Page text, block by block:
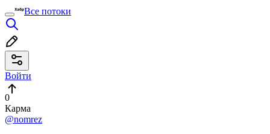
Все потоки
Войти
0
Карма
@nomrez